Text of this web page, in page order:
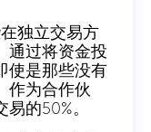
独立交易方
通过将资金投
使是那些没有
作为合作伙
的50%。